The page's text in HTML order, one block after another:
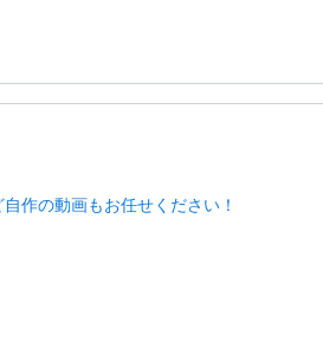
作の動画もお任せください！